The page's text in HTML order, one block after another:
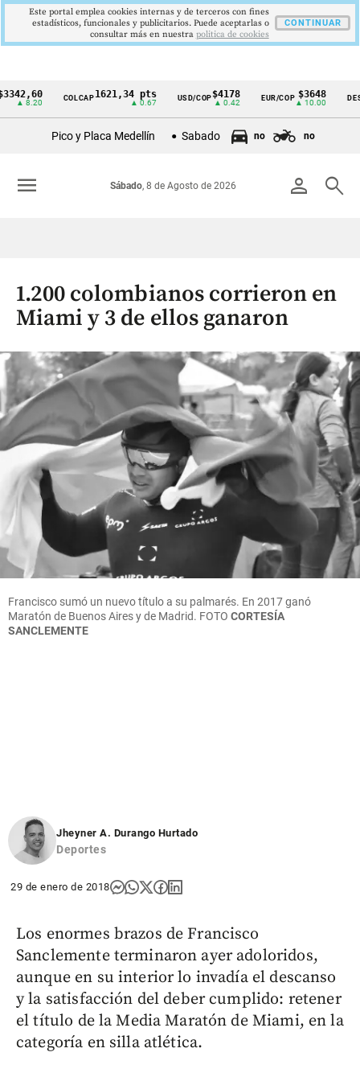
Cintillo
Colombia
COLCAP1621,34 pts USD/COP$4178
▲ 0.42
EUR/COP $3648
▲ 10.00
Pico y Placa Medellín Sabado no no
person search
Sábado, 8 de Agosto de 2026
menu
1.200 colombianos corrieron en
Miami y 3 de ellos ganaron
Francisco sumó un nuevo título a su palmarés. En 2017 ganó
Maratón de Buenos Aires y de Madrid. FOTO CORTESÍA
SANCLEMENTE
Jheyner A. Durango Hurtado
Deportes
29 de enero de 2018
Los enormes brazos de Francisco
Sanclemente terminaron ayer adoloridos,
aunque en su interior lo invadía el descanso
y la satisfacción del deber cumplido: retener
el título de la Media Maratón de Miami, en la
categoría en silla atlética.
Este portal emplea cookies internas y de terceros con fines
estadísticos, funcionales y publicitarios. Puede aceptarlas o
consultar más en nuestra politica de cookies
CONTINUAR